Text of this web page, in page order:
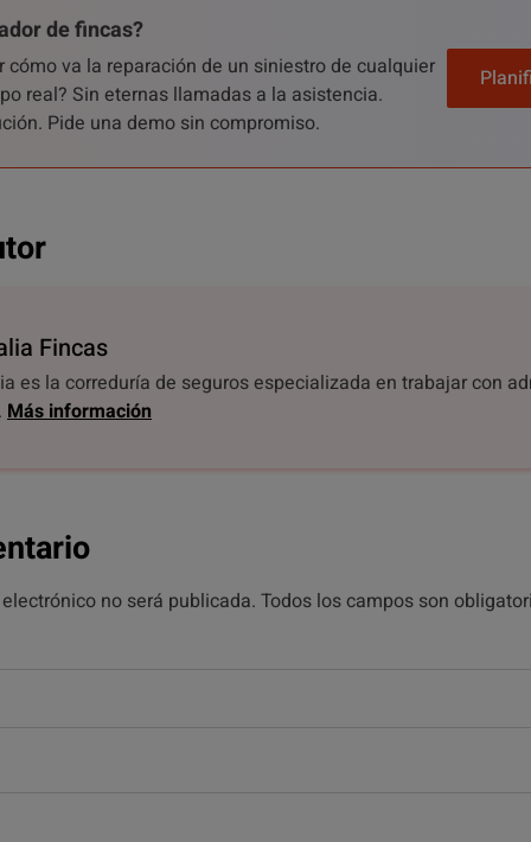
de fincas?
cómo va la reparación de un siniestro de cualquier
real? Sin eternas llamadas a la asistencia.
Pide una demo sin compromiso.
Fincas
es la correduría de seguros especializada en trabajar con
Más información
no será publicada. Todos los campos son